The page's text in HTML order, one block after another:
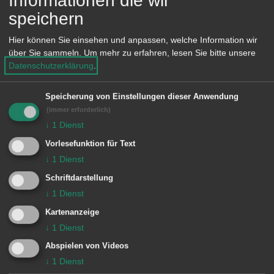
● Schlussgedanken zum Tag
Frau Ortsvorsteherin Andrea Hatam
Bergkapelle
Gedenkfeier Röthardt Ehrenmal
14.00 Uhr
speichern
Hier können Sie einsehen und anpassen, welche Information wir
über Sie sammeln. Um mehr zu erfahren, lesen Sie bitte unsere
Datenschutzerklärung.
Speicherung von Einstellungen dieser Anwendung
(immer erforderlich)
↓ 1 Dienst
Vorlesefunktion für Text
↓ 1 Dienst
Schriftdarstellung
↓ 1 Dienst
Kartenanzeige
↓ 1 Dienst
Abspielen von Videos
↓ 1 Dienst